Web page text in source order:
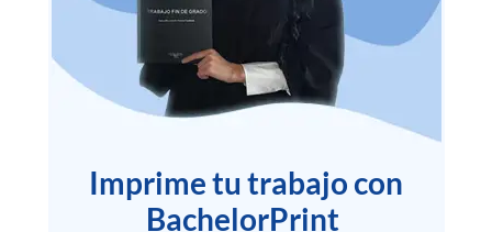
Imprime tu trabajo con
BachelorPrint